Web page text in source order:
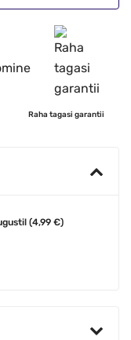
Raha tagasi garantii
(4,99 €)